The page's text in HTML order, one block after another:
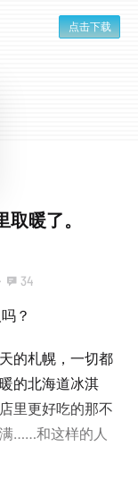
点击下载
暖了。
· 34
？
的札幌，一切都
的北海道冰淇
里更好吃的那不
……和这样的人